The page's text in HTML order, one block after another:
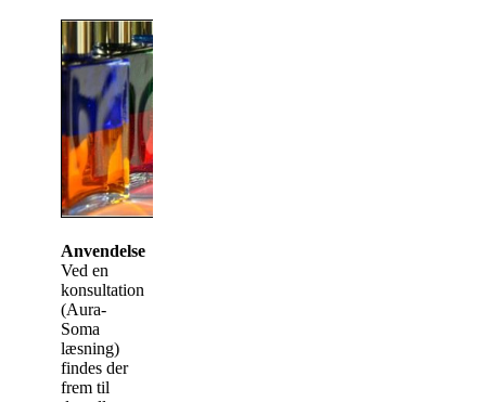
Anvendelse
Ved en
konsultation
(Aura-
Soma
læsning)
findes der
frem til